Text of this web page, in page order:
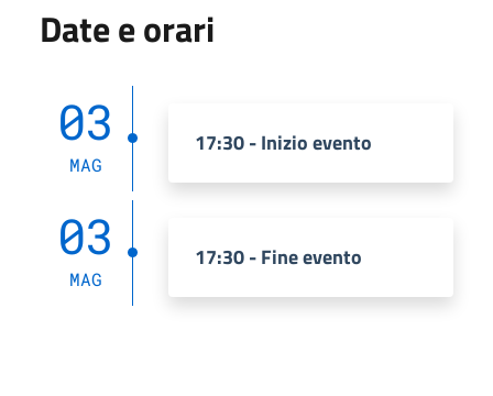
Date e orari
03
MAG
17:30 - Inizio evento
03
MAG
17:30 - Fine evento